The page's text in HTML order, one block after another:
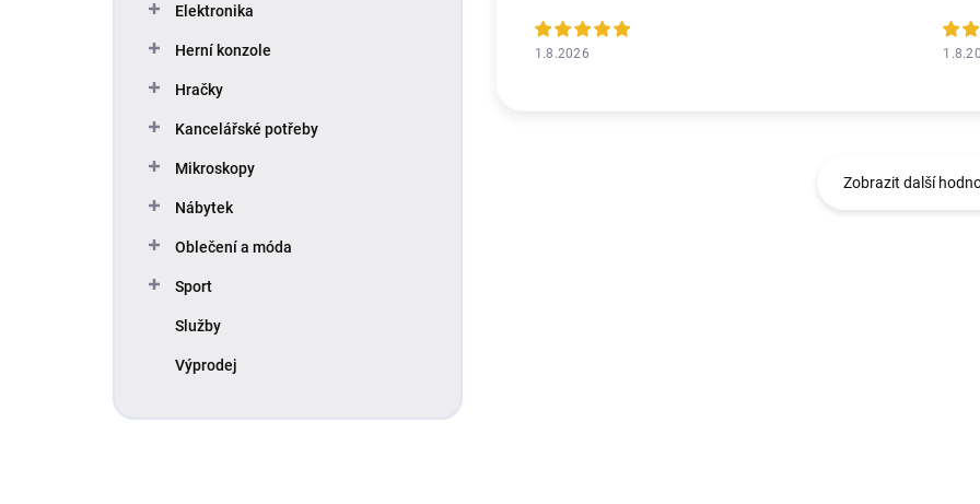
Elektronika
Herní konzole
Hračky
Kancelářské potřeby
Mikroskopy
Nábytek
Oblečení a móda
Sport
Služby
Výprodej
1.8.2026
Zobrazit další